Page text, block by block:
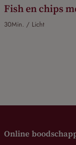
Fish en chips
30Min. / Licht
Online